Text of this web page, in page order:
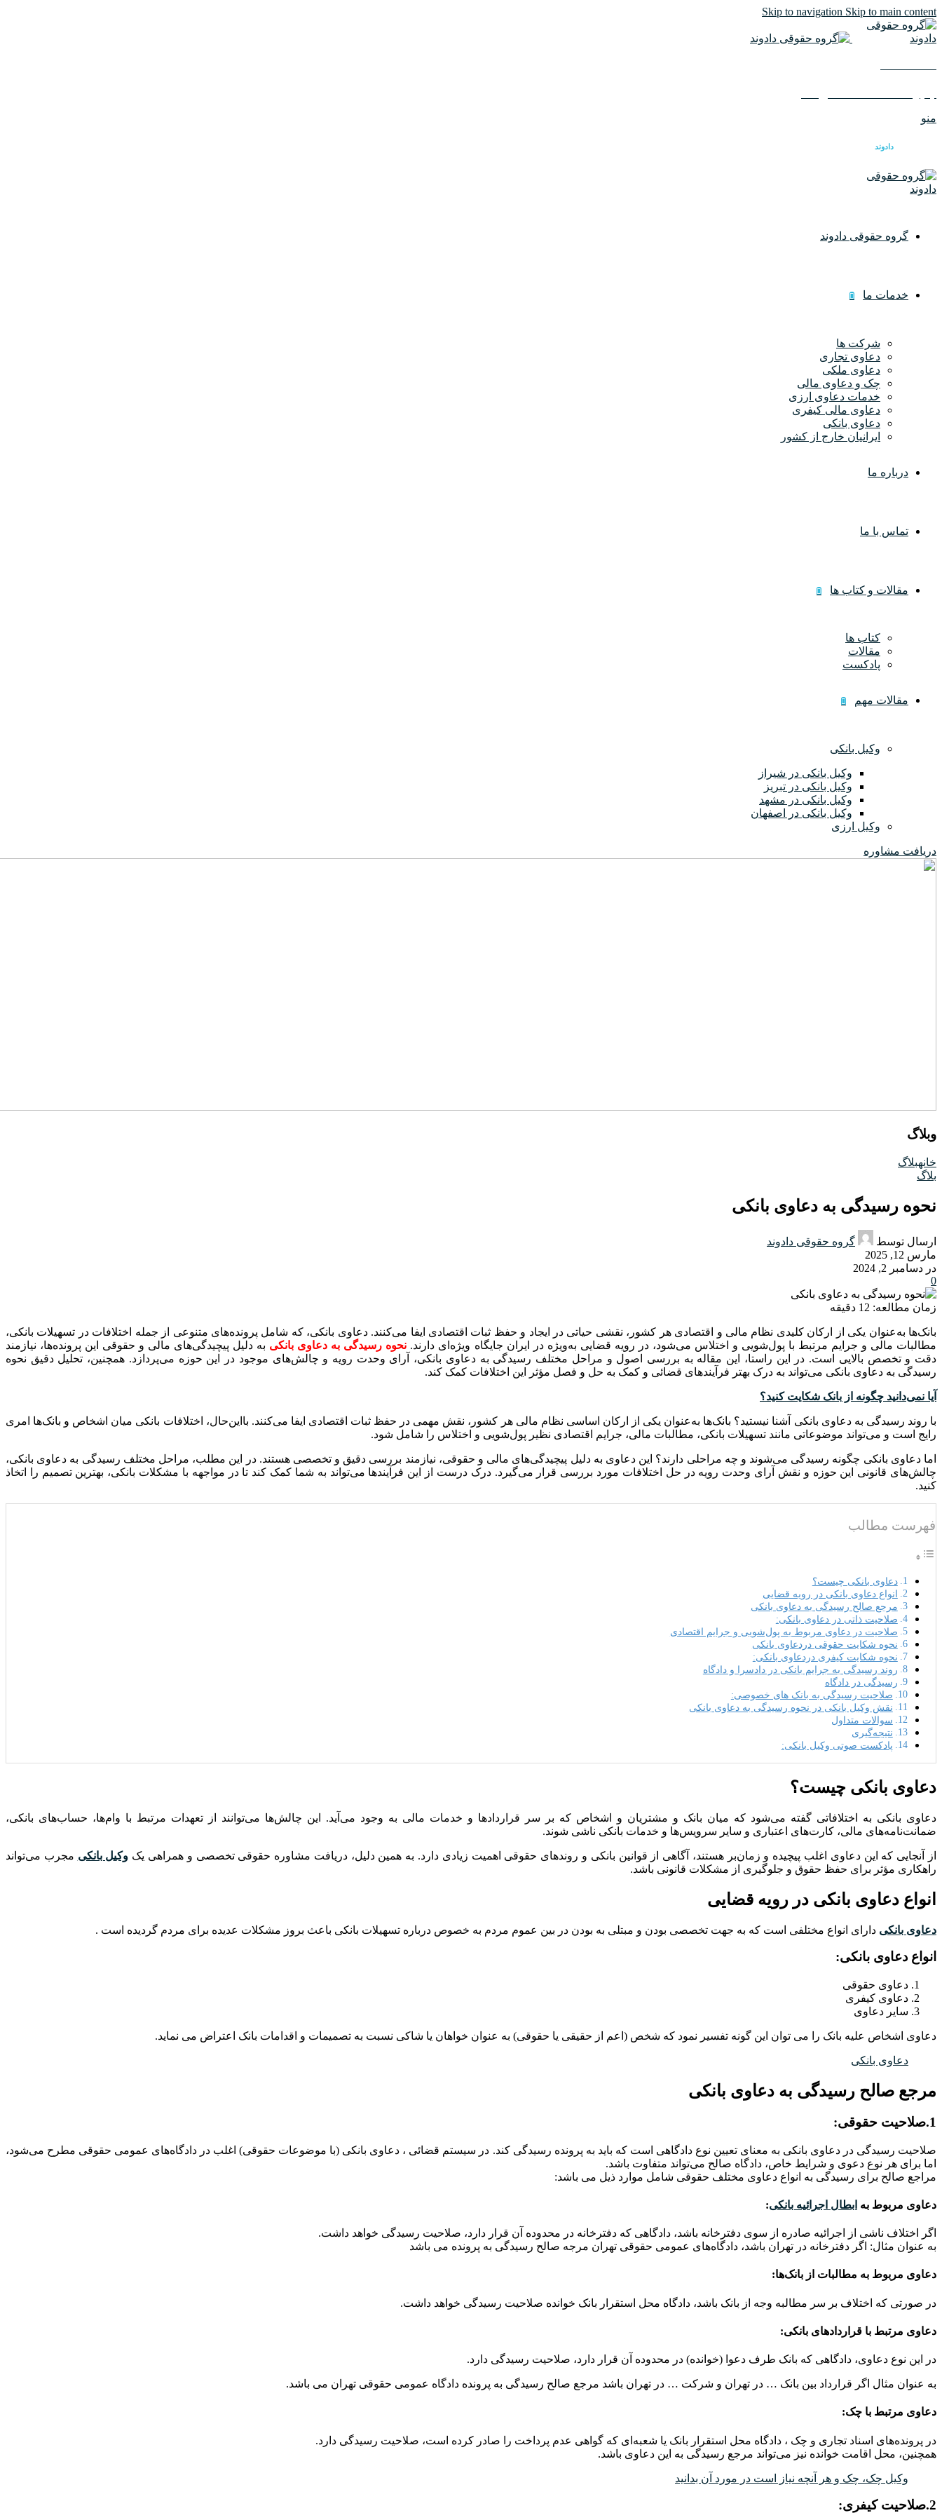
Skip to navigation Skip to main content
منو
دادوند
گروه حقوقی دادوند
خدمات ما
شرکت ها
دعاوی تجاری
دعاوی ملکی
چک و دعاوی مالی
خدمات دعاوی ارزی
دعاوی مالی کیفری
دعاوی بانکی
ایرانیان خارج از کشور
درباره ما
تماس با ما
مقالات و کتاب ها
کتاب ها
مقالات
پادکست
مقالات مهم
وکیل بانکی
وکیل بانکی در شیراز
وکیل بانکی در تبریز
وکیل بانکی در مشهد
وکیل بانکی در اصفهان
وکیل ارزی
دریافت مشاوره
وبلاگ
خانهبلاگ
بلاگ
نحوه رسیدگی به دعاوی بانکی
ارسال توسط
گروه حقوقی دادوند
مارس 12, 2025
در دسامبر 2, 2024
0
زمان مطالعه: 12 دقیقه
بانک‌ها به‌عنوان یکی از ارکان کلیدی نظام مالی و اقتصادی هر کشور، نقشی حیاتی در ایجاد و حفظ ثبات اقتصادی ایفا می‌کنند. دعاوی بانکی، که شامل پرونده‌های متنوعی از جمله اختلافات در تسهیلات بانکی،
مطالبات مالی و جرایم مرتبط با پول‌شویی و اختلاس می‌شود، در رویه قضایی به‌ویژه در ایران جایگاه ویژه‌ای دارند. نحوه رسیدگی به دعاوی بانکی به دلیل پیچیدگی‌های مالی و حقوقی این پرونده‌ها، نیازمند
دقت و تخصص بالایی است. در این راستا، این مقاله به بررسی اصول و مراحل مختلف رسیدگی به دعاوی بانکی، آرای وحدت رویه و چالش‌های موجود در این حوزه می‌پردازد. همچنین، تحلیل دقیق نحوه
رسیدگی به دعاوی بانکی می‌تواند به درک بهتر فرآیندهای قضائی و کمک به حل و فصل مؤثر این اختلافات کمک کند.
آیا نمی‌دانید چگونه از بانک شکایت کنید؟
با روند رسیدگی به دعاوی بانکی آشنا نیستید؟ بانک‌ها به‌عنوان یکی از ارکان اساسی نظام مالی هر کشور، نقش مهمی در حفظ ثبات اقتصادی ایفا می‌کنند. بااین‌حال، اختلافات بانکی میان اشخاص و بانک‌ها امری
رایج است و می‌تواند موضوعاتی مانند تسهیلات بانکی، مطالبات مالی، جرایم اقتصادی نظیر پول‌شویی و اختلاس را شامل شود.
اما دعاوی بانکی چگونه رسیدگی می‌شوند و چه مراحلی دارند؟ این دعاوی به دلیل پیچیدگی‌های مالی و حقوقی، نیازمند بررسی دقیق و تخصصی هستند. در این مطلب، مراحل مختلف رسیدگی به دعاوی بانکی،
چالش‌های قانونی این حوزه و نقش آرای وحدت رویه در حل اختلافات مورد بررسی قرار می‌گیرد. درک درست از این فرآیندها می‌تواند به شما کمک کند تا در مواجهه با مشکلات بانکی، بهترین تصمیم را اتخاذ
کنید.
فهرست مطالب
دعاوی بانکی چیست؟
انواع دعاوی بانکی در رویه قضایی
مرجع صالح رسیدگی به دعاوی بانکی
صلاحیت ذاتی در دعاوی بانکی:
صلاحیت در دعاوی مربوط به پول‌شویی و جرایم اقتصادی
نحوه شکایت حقوقی دردعاوی بانکی
نحوه شکایت کیفری دردعاوی بانکی:
روند رسیدگی به جرایم بانکی در دادسرا و دادگاه
رسیدگی در دادگاه
صلاحیت رسیدگی به بانک های خصوصی:
نقش وکیل بانکی در نحوه رسیدگی به دعاوی بانکی
سوالات متداول
نتیجه‌گیری
پادکست صوتی وکیل بانکی:
دعاوی بانکی چیست؟
دعاوی بانکی به اختلافاتی گفته می‌شود که میان بانک و مشتریان و اشخاص که بر سر قراردادها و خدمات مالی به وجود می‌آید. این چالش‌ها می‌توانند از تعهدات مرتبط با وام‌ها، حساب‌های بانکی،
ضمانت‌نامه‌های مالی، کارت‌های اعتباری و سایر سرویس‌ها و خدمات بانکی ناشی شوند.
از آنجایی که این دعاوی اغلب پیچیده و زمان‌بر هستند، آگاهی از قوانین بانکی و روندهای حقوقی اهمیت زیادی دارد. به همین دلیل، دریافت مشاوره حقوقی تخصصی و همراهی یک وکیل بانکی مجرب می‌تواند
راهکاری مؤثر برای حفظ حقوق و جلوگیری از مشکلات قانونی باشد.
انواع دعاوی بانکی در رویه قضایی
دعاوی بانکی دارای انواع مختلفی است که به جهت تخصصی بودن و مبتلی به بودن در بین عموم مردم به خصوص درباره تسهیلات بانکی باعث بروز مشکلات عدیده برای مردم گردیده است .
انواع دعاوی بانکی:
دعاوی حقوقی
دعاوی کیفری
سایر دعاوی
دعاوی اشخاص علیه بانک را می توان این گونه تفسیر نمود که شخص (اعم از حقیقی یا حقوقی) به عنوان خواهان یا شاکی نسبت به تصمیمات و اقدامات بانک اعتراض می نماید.
دعاوی بانکی
مرجع صالح رسیدگی به دعاوی بانکی
1.صلاحیت حقوقی:
صلاحیت رسیدگی در دعاوی بانکی به معنای تعیین نوع دادگاهی است که باید به پرونده رسیدگی کند. در سیستم قضائی ، دعاوی بانکی (با موضوعات حقوقی) اغلب در دادگاه‌های عمومی حقوقی مطرح می‌شود،
اما برای هر نوع دعوی و شرایط خاص، دادگاه صالح می‌تواند متفاوت باشد.
مراجع صالح برای رسیدگی به انواع دعاوی مختلف حقوقی شامل موارد ذیل می باشد:
دعاوی مربوط به ابطال اجرائیه بانکی:
اگر اختلاف ناشی از اجرائیه صادره از سوی دفترخانه باشد، دادگاهی که دفترخانه در محدوده آن قرار دارد، صلاحیت رسیدگی خواهد داشت.
به عنوان مثال: اگر دفترخانه در تهران باشد، دادگاه‌های عمومی حقوقی تهران مرجه صالح رسیدگی به پرونده می باشد
دعاوی مربوط به مطالبات از بانک‌ها:
در صورتی که اختلاف بر سر مطالبه وجه از بانک باشد، دادگاه محل استقرار بانک خوانده صلاحیت رسیدگی خواهد داشت.
دعاوی مرتبط با قراردادهای بانکی:
در این نوع دعاوی، دادگاهی که بانک طرف دعوا (خوانده) در محدوده آن قرار دارد، صلاحیت رسیدگی دارد.
به عنوان مثال اگر قرارداد بین بانک … در تهران و شرکت … در تهران باشد مرجع صالح رسیدگی به پرونده دادگاه عمومی حقوقی تهران می باشد.
دعاوی مرتبط با چک:
در پرونده‌های اسناد تجاری و چک ، دادگاه محل استقرار بانک یا شعبه‌ای که گواهی عدم پرداخت را صادر کرده است، صلاحیت رسیدگی دارد.
همچنین، محل اقامت خوانده نیز می‌تواند مرجع رسیدگی به این دعاوی باشد.
وکیل چک، چک و هر آنچه نیاز است در مورد آن بدانید
2.صلاحیت کیفری: